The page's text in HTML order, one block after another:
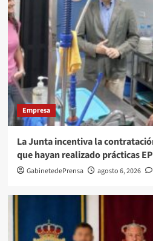
Empresa
La Junta incentiva la
que hayan realizado prácticas
GabinetedePrensa agosto 6, 2026